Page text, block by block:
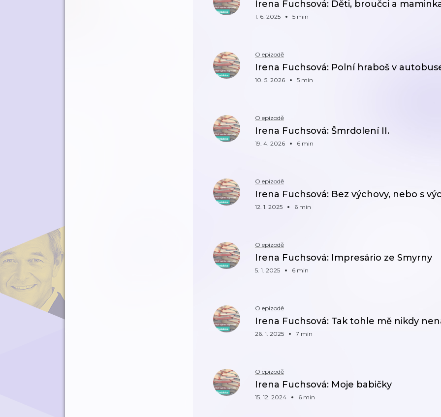
Irena Fuchsová: Děti, broučci a
1. 6. 2025 5 min
O epizodě
Irena Fuchsová: Polní hraboš v
10. 5. 2026 5 min
O epizodě
Irena Fuchsová: Šmrdolení II.
19. 4. 2026 6 min
O epizodě
Irena Fuchsová: Bez výchovy, nebo s
12. 1. 2025 6 min
O epizodě
Irena Fuchsová: Impresário ze Smyrny
5. 1. 2025 6 min
O epizodě
Irena Fuchsová: Tak tohle mě nikdy
26. 1. 2025 7 min
O epizodě
Irena Fuchsová: Moje babičky
15. 12. 2024 6 min